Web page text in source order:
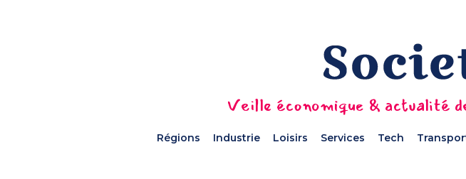
Veille économique & actualité
Régions Industrie Loisirs Services Tech